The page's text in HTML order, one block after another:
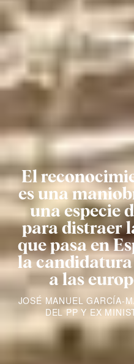
El
es una
una especie
para distraer
que pasa en
la candidatura
a las
JOSÉ MANUEL GARCÍA-
DEL PP Y EX